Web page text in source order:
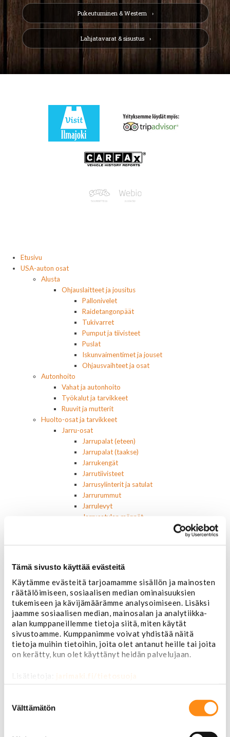
Tämä sivusto käyttää evästeitä
Käytämme evästeitä tarjoamamme sisällön ja mainosten
räätälöimiseen, sosiaalisen median ominaisuuksien
tukemiseen ja kävijämäärämme analysoimiseen. Lisäksi
jaamme sosiaalisen median, mainosalan ja analytiikka-
alan kumppaneillemme tietoja siitä, miten käytät
sivustoamme. Kumppanimme voivat yhdistää näitä
tietoja muihin tietoihin, joita olet antanut heille tai joita
on kerätty, kun olet käyttänyt heidän palvelujaan.
Lisätietoja: jarimaki.fi/tietosuoja
valinta
Välttämätön
Pukeutuminen & Western
Lahjatavarat & sisustus
Etusivu
USA-auton osat
Alusta
Ohjauslaitteet ja jousitus
Pallonivelet
Raidetangonpäät
Tukivarret
Pumput ja tiivisteet
Puslat
Iskunvaimentimet ja jouset
Ohjausvaihteet ja osat
Autonhoito
Vahat ja autonhoito
Työkalut ja tarvikkeet
Ruuvit ja mutterit
Huolto-osat ja tarvikkeet
Jarru-osat
Jarrupalat (eteen)
Jarrupalat (taakse)
Jarrukengät
Jarrutiivisteet
Jarrusylinterit ja satulat
Jarrurummut
Jarrulevyt
Jarrusatulan männät
Jäähdyttimet ja osat
Jäähdyttimet
Korkit
Letkut
Termostaatit, kotelot, tiivisteet
Lämpötila-anturit
Vesipumput ja tiivisteet
Vapaatuulettimet ja viskokytkimet
Kiinnikkeet ja pidikkeet